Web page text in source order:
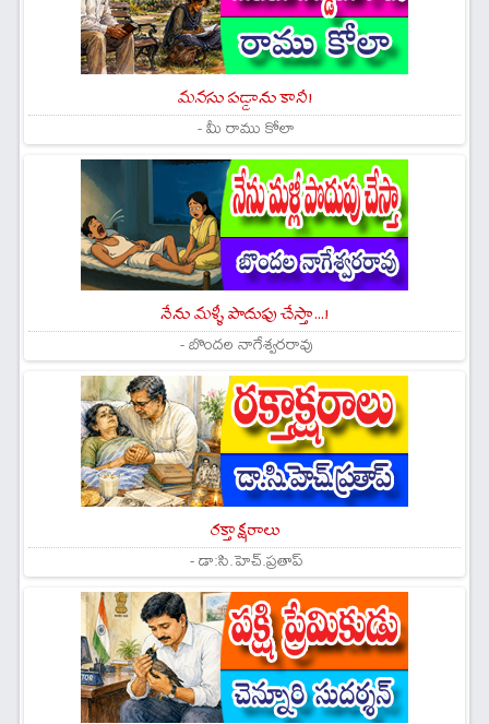
మనసు పడ్డాను కానీ!
- మీ రాము కోలా
నేను మళ్ళీ పొదుపు చేస్తా...!
- బొందల నాగేశ్వరరావు
రక్తాక్షరాలు
- డా:సి.హెచ్.ప్రతాప్